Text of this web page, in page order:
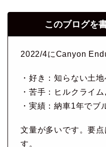
このブログを
2022/4にCanyon
・好き：知らない土
・苦手：ヒルクライ
・実績：納車1年でブ
文量が多いです。要
す。